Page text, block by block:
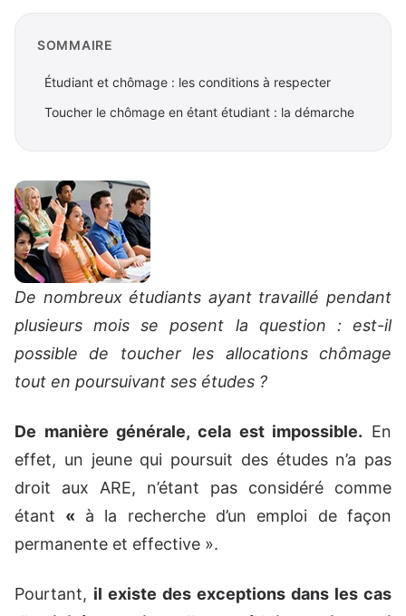
SOMMAIRE
Étudiant et chômage : les conditions à respecter
Toucher le chômage en étant étudiant : la démarche
De nombreux étudiants ayant travaillé pendant
plusieurs mois se posent la question : est-il
possible de toucher les allocations chômage
tout en poursuivant ses études ?
De manière générale, cela est impossible. En
effet, un jeune qui poursuit des études n’a pas
droit aux ARE, n’étant pas considéré comme
étant « à la recherche d’un emploi de façon
permanente et effective ».
Pourtant, il existe des exceptions dans les cas